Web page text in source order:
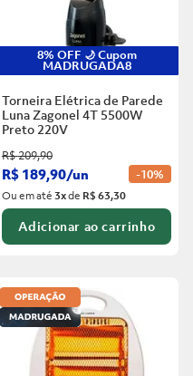
8% OFF 🌙 Cupom
MADRUGADA8
Torneira Elétrica de Parede
Luna Zagonel 4T 5500W
Preto 220V
R$209,90
R$ 189,90/un -10%
Ou em até3xde R$ 63,30
Adicionar ao carrinho